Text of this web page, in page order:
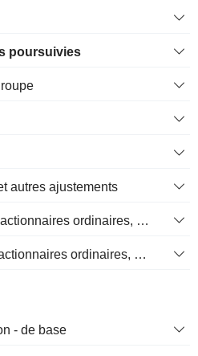
poursuivies
autres ajustements
Résultat net pour les actionnaires ordinaires, éléments exceptionnels inclus.
Revenu net pour les actionnaires ordinaires, hors éléments exceptionnelsRésultat net pour les actionnaires ordinaires, éléments exceptionnels exclus.
- de base